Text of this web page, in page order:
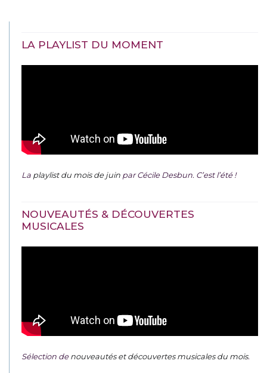
LA PLAYLIST DU MOMENT
La playlist du mois de juin par Cécile Desbun. C’est l’été !
NOUVEAUTÉS & DÉCOUVERTES
MUSICALES
Sélection denouveautés et découvertes musicales du mois.